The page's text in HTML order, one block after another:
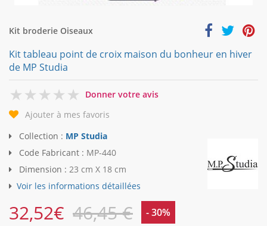
Kit broderie Oiseaux
Kit tableau point de croix maison du bonheur en hiver
de MP Studia
0
Donner votre avis
Ajouter à mes favoris
Collection : MP Studia
Code Fabricant : MP-440
Dimension : 23 cm X 18 cm
Voir les informations détaillées
32,52€ 46,45 € - 30%